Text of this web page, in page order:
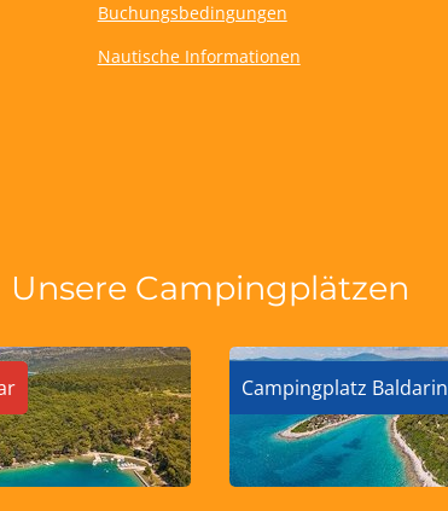
Buchungsbedingungen
Nautische Informationen
Unsere Campingplätzen
Campingplatz Baldarin